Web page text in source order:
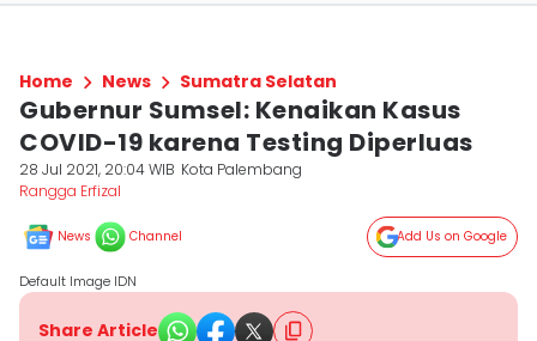
Home News Sumatra Selatan
Gubernur Sumsel: Kenaikan Kasus
COVID-19 karena Testing Diperluas
28 Jul 2021, 20:04 WIB Kota Palembang
Rangga Erfizal
News Channel Add Us on Google
Default Image IDN
Share Article